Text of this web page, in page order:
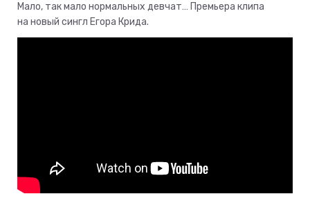
Мало, так мало нормальных девчат… Премьера клипа
на новый сингл Егора Крида.